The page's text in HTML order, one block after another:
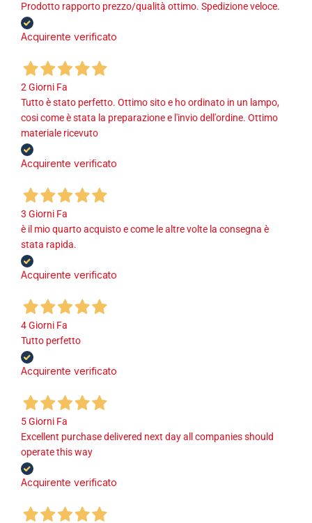
Prodotto rapporto prezzo/qualità ottimo. Spedizione veloce.
Acquirente verificato
2 Giorni Fa
Tutto è stato perfetto. Ottimo sito e ho ordinato in un lampo,
cosi come è stata la preparazione e l'invio dell'ordine. Ottimo
materiale ricevuto
Acquirente verificato
3 Giorni Fa
è il mio quarto acquisto e come le altre volte la consegna è
stata rapida.
Acquirente verificato
4 Giorni Fa
Tutto perfetto
Acquirente verificato
5 Giorni Fa
Excellent purchase delivered next day all companies should
operate this way
Acquirente verificato